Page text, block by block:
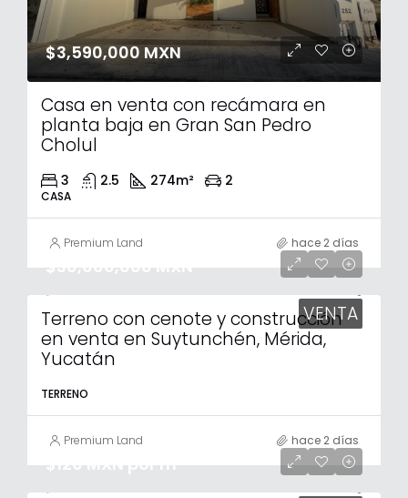
$3,590,000 MXN
Casa en venta con recámara en
planta baja en Gran San Pedro
Cholul
3 2.5 274m² 2
CASA
Premium Land hace 2 días
VENTA
$30,000,000 MXN
Terreno con cenote y construcción
en venta en Suytunchén, Mérida,
Yucatán
TERRENO
Premium Land hace 2 días
$120 MXN por m²